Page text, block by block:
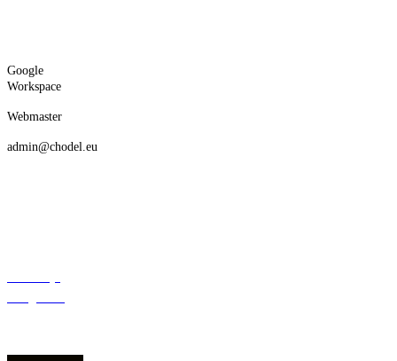
Google
Workspace
Webmaster
admin@chodel.eu